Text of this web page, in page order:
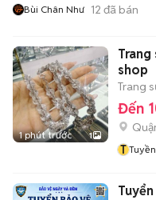
Bùi Chân Như 12 đã bán
1 phút trước 1
shop
Trang
Đến
T Tuyền